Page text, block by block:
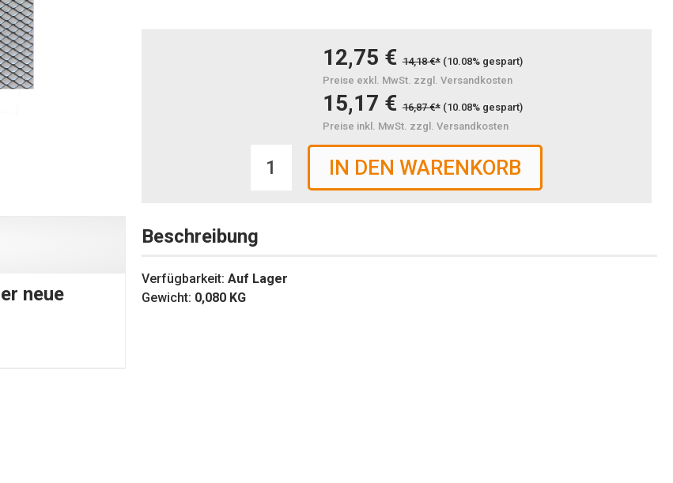
12,75 €14,18 €* (10.08% gespart)
Preise exkl. MwSt. zzgl. Versandkosten
15,17 €16,87 €* (10.08% gespart)
Preise inkl. MwSt. zzgl. Versandkosten
IN DEN WARENKORB
neue
Beschreibung
Verfügbarkeit: Auf Lager
Gewicht: 0,080 KG